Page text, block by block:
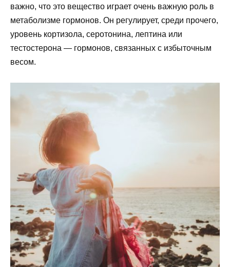
важно, что это вещество играет очень важную роль в
метаболизме гормонов. Он регулирует, среди прочего,
уровень кортизола, серотонина, лептина или
тестостерона — гормонов, связанных с избыточным
весом.